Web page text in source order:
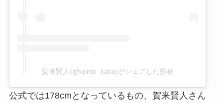
賀来賢人(@kento_kaku)がシェアした投稿
公式では178cmとなっているもの、賀来賢人さん